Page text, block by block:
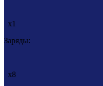
x1
Заряды:
x8